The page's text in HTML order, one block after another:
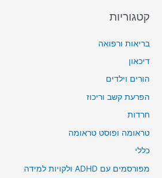
קטגוריות
בריאות ורפואה
דיכאון
הורים וילדים
הפרעת קשב וריכוז
חרדות
טראומה ופוסט טראומה
כללי
מפורסמים עם ADHD ולקויות למידה